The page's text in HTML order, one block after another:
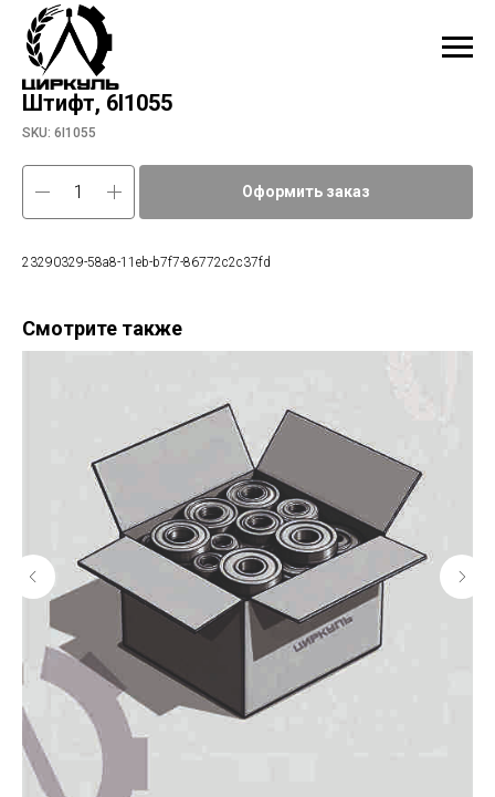
Штифт, 6I1055
SKU: 6I1055
Оформить заказ
23290329-58a8-11eb-b7f7-86772c2c37fd
Смотрите также